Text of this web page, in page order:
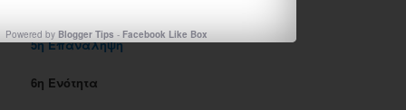
5η Επανάληψη
6η Ενότητα
Powered by Blogger Tips - Facebook Like Box